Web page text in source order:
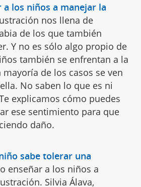
a los niños a manejar la
nos llena de
de los que también
Y no es sólo algo propio de
también se enfrentan a la
de los casos se ven
No saben lo que es ni
explicamos cómo puedes
ese sentimiento para que
daño.
sabe tolerar una
enseñar a los niños a
Silvia Álava,